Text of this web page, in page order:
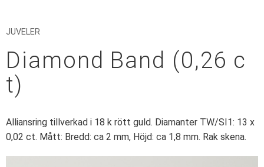
JUVELER
Diamond Band (0,26 c
t)
Alliansring tillverkad i 18 k rött guld. Diamanter TW/SI1: 13 x
0,02 ct. Mått: Bredd: ca 2 mm, Höjd: ca 1,8 mm. Rak skena.